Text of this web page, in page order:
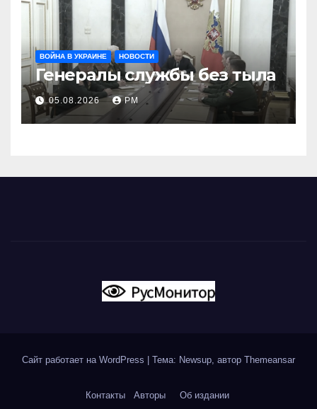
ВОЙНА В УКРАИНЕ НОВОСТИ
Генералы службы без тыла
05.08.2026 РМ
Сайт работает на WordPress Тема: Newsup, автор Themeansar
Контакты Авторы Об издании